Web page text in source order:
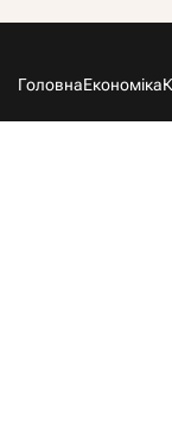
ГоловнаЕкономіка